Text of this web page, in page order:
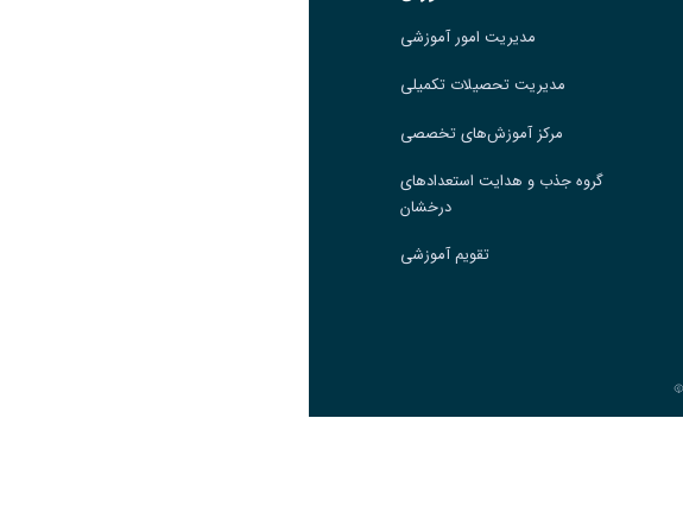
مدیریت امور آموزشی
مدیریت تحصیلات تکمیلی
مرکز آموزش‌های تخصصی
گروه جذب و هدایت استعدادهای
درخشان
تقویم آموزشی